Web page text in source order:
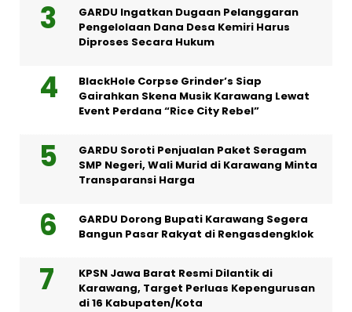
GARDU Ingatkan Dugaan Pelanggaran
Pengelolaan Dana Desa Kemiri Harus
Diproses Secara Hukum
BlackHole Corpse Grinder’s Siap
Gairahkan Skena Musik Karawang Lewat
Event Perdana “Rice City Rebel”
GARDU Soroti Penjualan Paket Seragam
SMP Negeri, Wali Murid di Karawang Minta
Transparansi Harga
GARDU Dorong Bupati Karawang Segera
Bangun Pasar Rakyat di Rengasdengklok
KPSN Jawa Barat Resmi Dilantik di
Karawang, Target Perluas Kepengurusan
di 16 Kabupaten/Kota